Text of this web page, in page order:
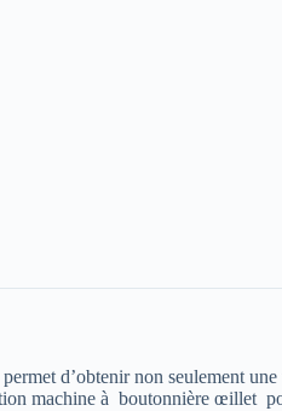
d’obtenir non seulement une
machine à boutonnière œillet